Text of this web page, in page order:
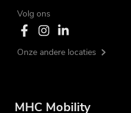
Volg ons
Onze andere locaties
MHC Mobility